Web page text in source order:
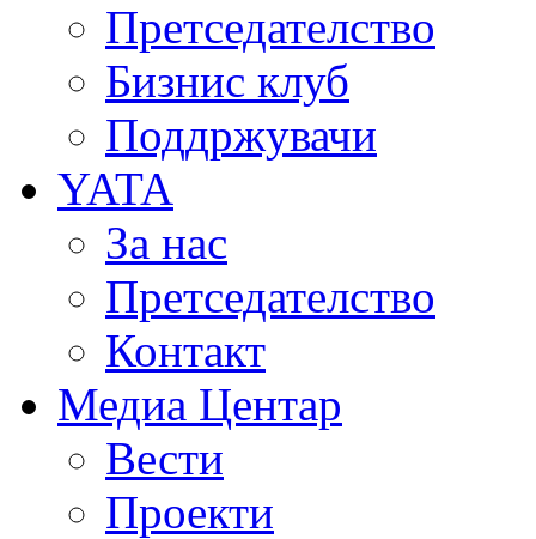
Претседателство
Бизнис клуб
Поддржувачи
YATA
За нас
Претседателство
Контакт
Медиа Центар
Вести
Проекти